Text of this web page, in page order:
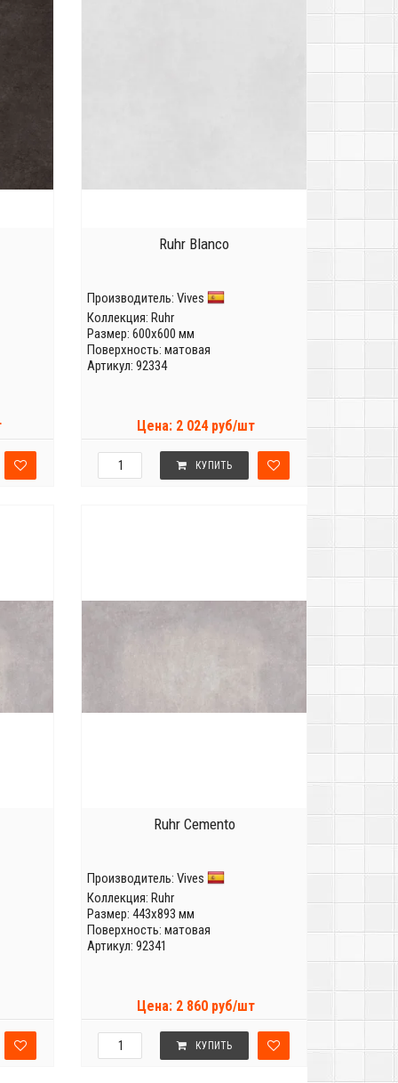
Ruhr Blanco
Производитель: Vives
Коллекция: Ruhr
Размер: 600x600 мм
Поверхность: матовая
Артикул: 92334
Цена: 2 024 руб/шт
КУПИТЬ
Ruhr Cemento
Производитель: Vives
Коллекция: Ruhr
Размер: 443x893 мм
Поверхность: матовая
Артикул: 92341
Цена: 2 860 руб/шт
КУПИТЬ